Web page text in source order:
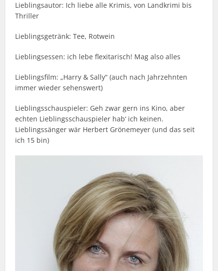
Lieblingsautor: Ich liebe alle Krimis, von Landkrimi bis
Thriller
Lieblingsgetränk: Tee, Rotwein
Lieblingsessen: ich lebe flexitarisch! Mag also alles
Lieblingsfilm: „Harry & Sally“ (auch nach Jahrzehnten
immer wieder sehenswert)
Lieblingsschauspieler: Geh zwar gern ins Kino, aber
echten Lieblingsschauspieler hab‘ ich keinen.
Lieblingssänger wär Herbert Grönemeyer (und das seit
ich 15 bin)